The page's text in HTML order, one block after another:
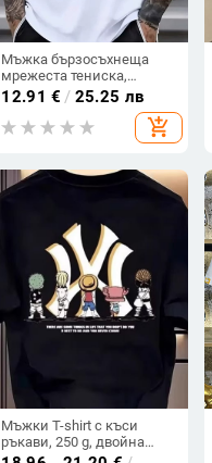
Мъжка бързосъхнеща
мрежеста тениска,
дишаща спортно-
ежедневна къс ръкав,
едноцветна лятна фитнес
12.91 € / 25.25 лв
add_shopping_cart
Мъжки T-shirt с къси
ръкави, 250 g, двойна
нишка фин памук, тежък